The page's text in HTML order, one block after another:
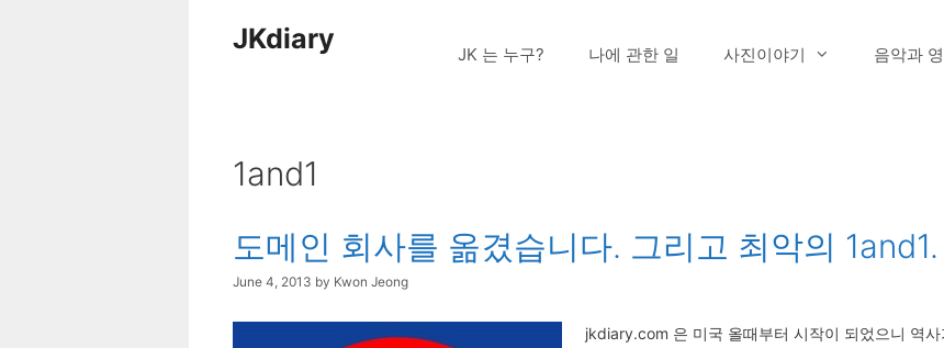
JKdiary JK 는 누구? 나에 관한 일 사진이야기 음악과
1and1
도메인 회사를 옮겼습니다. 그리고 최악의 1and1.
June 4, 2013 by Kwon Jeong
jkdiary.com 은 미국 올때부터 시작이 되었으니 역